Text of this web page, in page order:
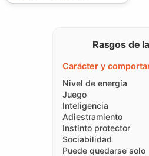
Rasgos de
Carácter y
Nivel de energía
Juego
Inteligencia
Adiestramiento
Instinto protector
Sociabilidad
Puede quedarse solo